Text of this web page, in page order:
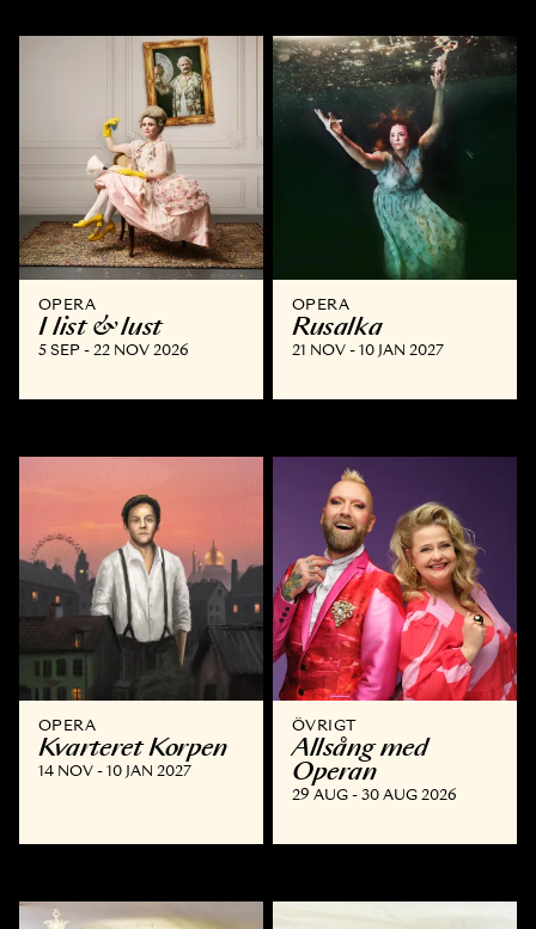
OPERA
I list & lust
5 SEP - 22 NOV 2026
OPERA
Rusalka
21 NOV - 10 JAN 2027
OPERA
Kvarteret Korpen
14 NOV - 10 JAN 2027
ÖVRIGT
Allsång med
Operan
29 AUG - 30 AUG 2026